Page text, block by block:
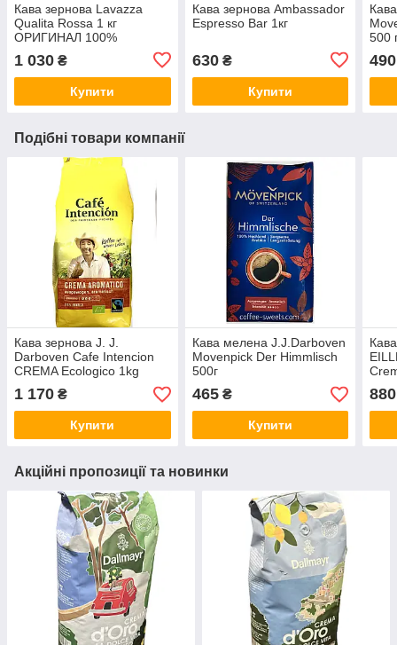
Кава зернова Lavazza
Qualita Rossa 1 кг
ОРИГИНАЛ 100%
1 030 ₴
Купити
Кава зернова Ambassador
Espresso Bar 1кг
630₴
Купити
500
490
Подібні товари компанії
Кава зернова J. J.
Darboven Cafe Intencion
CREMA Ecologico 1kg
1 170 ₴
Купити
Кава мелена J.J.Darboven
Movenpick Der Himmlisch
500г
465₴
Купити
880
Акційні пропозиції та новинки